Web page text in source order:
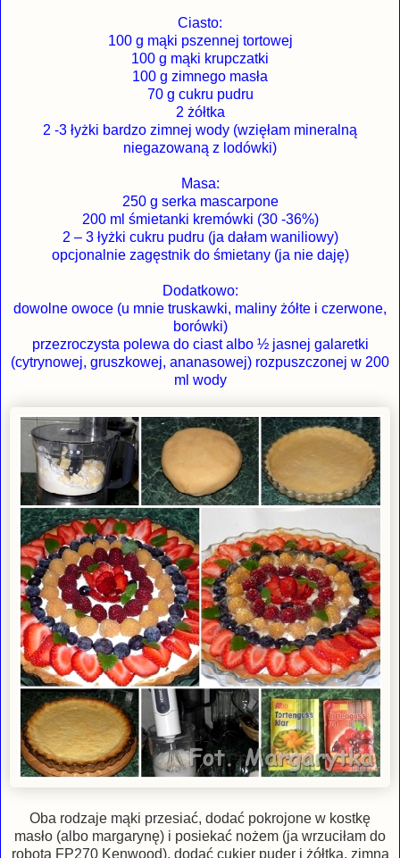
Ciasto:
100 g mąki pszennej tortowej
100 g mąki krupczatki
100 g zimnego masła
70 g cukru pudru
2 żółtka
2 -3 łyżki bardzo zimnej wody (wzięłam mineralną
niegazowaną z lodówki)
Masa:
250 g serka mascarpone
200 ml śmietanki kremówki (30 -36%)
2 – 3 łyżki cukru pudru (ja dałam waniliowy)
opcjonalnie zagęstnik do śmietany (ja nie daję)
Dodatkowo:
dowolne owoce (u mnie truskawki, maliny żółte i czerwone,
borówki)
przezroczysta polewa do ciast albo ½ jasnej galaretki
(cytrynowej, gruszkowej, ananasowej) rozpuszczonej w 200
ml wody
Oba rodzaje mąki przesiać, dodać pokrojone w kostkę
masło (albo margarynę) i posiekać nożem (ja wrzuciłam do
robota FP270 Kenwood), dodać cukier puder i żółtka, zimną